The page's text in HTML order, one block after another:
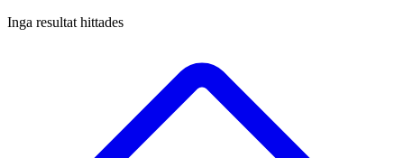
Inga resultat hittades